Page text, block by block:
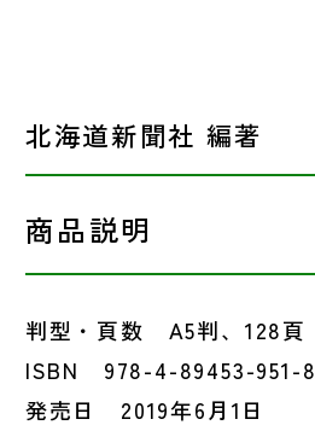
北海道新聞社 編著
商品説明
判型・頁数 A5判、128頁
ISBN 978-4-89453-951-8
発売日 2019年6月1日